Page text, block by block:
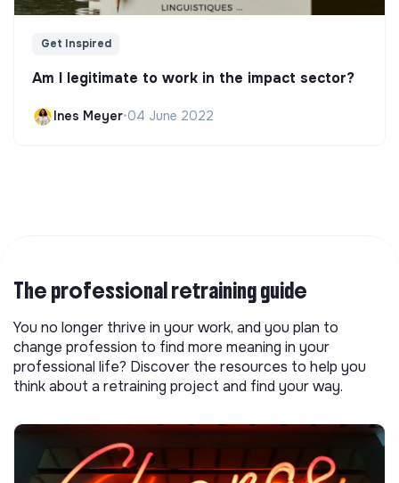
Get Inspired
Am I legitimate to work in the impact sector?
Ines Meyer•04 June 2022
The professional retraining guide
You no longer thrive in your work, and you plan to
change profession to find more meaning in your
professional life? Discover the resources to help you
think about a retraining project and find your way.